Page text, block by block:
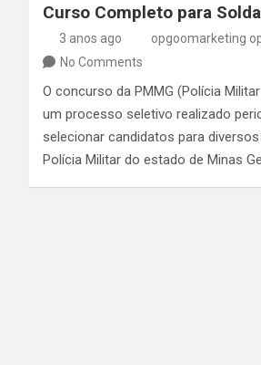
Curso Completo para
3 anos ago
opgoomarketing
No Comments
O concurso da PMMG (Polícia
um processo seletivo realizado
selecionar candidatos para
Polícia Militar do estado de Minas